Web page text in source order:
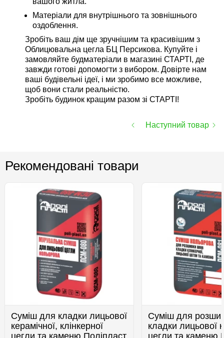
Матеріали для внутрішнього та зовнішнього
оздоблення.
Зробіть ваш дім ще зручнішим та красивішим з
Облицювальна цегла БЦ Персикова. Купуйте і
замовляйте будматеріали в магазині СТАРТІ, де
завжди готові допомогти з вибором. Довірте нам
ваші будівельні ідеї, і ми зробимо все можливе,
щоб вони стали реальністю.
Зробіть будинок кращим разом зі СТАРТІ!
Наступний товар
Рекомендовані товари
Суміш для кладки лицьової
керамічної, клінкерної
цегли та каменю Поліпласт
Суміш для
кладки лицьової
цегли та каменю